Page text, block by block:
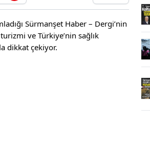
Sürmanşet Haber – Dergi’nin
ve Türkiye’nin sağlık
dikkat çekiyor.